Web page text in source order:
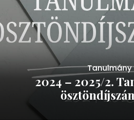
Tanulmány
2024 – 2025/2.